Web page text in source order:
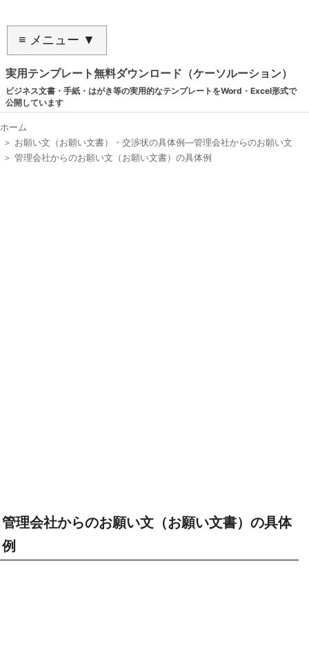
≡ メニュー ▼
実用テンプレート無料ダウンロード（ケーソルーション）
ビジネス文書・手紙・はがき等の実用的なテンプレートをWord・Excel形式で
公開しています
ホーム
＞ お願い文（お願い文書）・交渉状の具体例―管理会社からのお願い文
＞ 管理会社からのお願い文（お願い文書）の具体例
管理会社からのお願い文（お願い文書）の具体
例